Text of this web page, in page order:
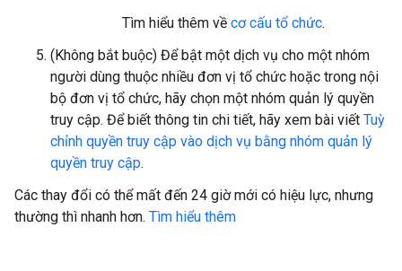
Tìm hiểu thêm về cơ cấu tổ chức.
(Không bắt buộc) Để bật một dịch vụ cho một nhóm
người dùng thuộc nhiều đơn vị tổ chức hoặc trong nội
bộ đơn vị tổ chức, hãy chọn một nhóm quản lý quyền
truy cập. Để biết thông tin chi tiết, hãy xem bài viết Tuỳ
chỉnh quyền truy cập vào dịch vụ bằng nhóm quản lý
quyền truy cập.
Các thay đổi có thể mất đến 24 giờ mới có hiệu lực, nhưng
thường thì nhanh hơn. Tìm hiểu thêm